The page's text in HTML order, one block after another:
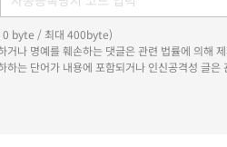
0 byte / 최대 400byte)
거나 명예를 훼손하는 댓글은 관련 법률에 의해
하는 단어가 내용에 포함되거나 인신공격성 글은